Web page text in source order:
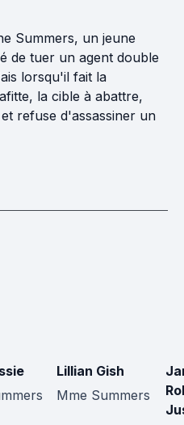
Summers, un jeune
de tuer un agent double
lorsqu'il fait la
la cible à abattre,
refuse d'assassiner un
Lillian Gish
Mme Summers